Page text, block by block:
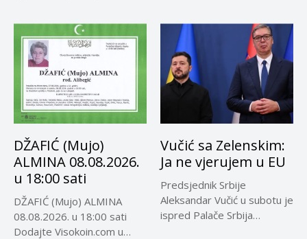
DŽAFIĆ (Mujo)
ALMINA 08.08.2026.
u 18:00 sati
DŽAFIĆ (Mujo) ALMINA
08.08.2026. u 18:00 sati
Dodajte Visokoin.com u
Vučić sa Zelenskim:
Ja ne vjerujem u EU
Predsjednik Srbije
Aleksandar Vučić u subotu je
ispred Palače Srbija